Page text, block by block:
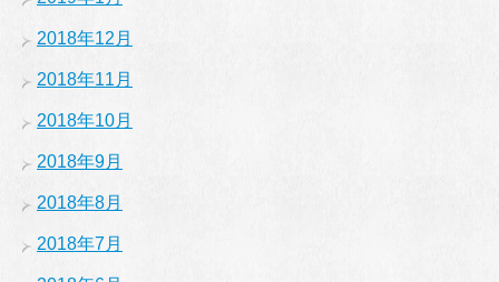
2018年12月
2018年11月
2018年10月
2018年9月
2018年8月
2018年7月